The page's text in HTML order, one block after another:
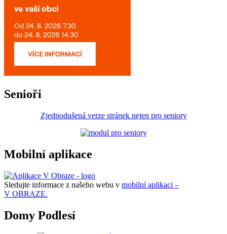
Senioři
Zjednodušená verze stránek nejen pro seniory
Mobilní aplikace
Sledujte informace z našeho webu v mobilní aplikaci –
V OBRAZE.
Domy Podlesí